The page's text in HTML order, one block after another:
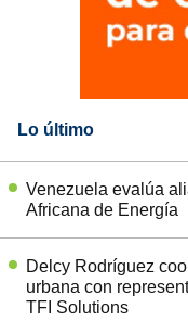
Lo último
Venezuela evalúa
Africana de Energía
Delcy Rodríguez
urbana con
TFI Solutions